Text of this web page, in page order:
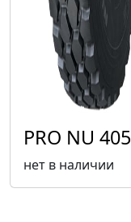
PRO NU 405
нет в наличии